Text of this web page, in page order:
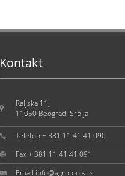
Kontakt
Raljska 11,
11050 Beograd, Srbija
Telefon + 381 11 41 41 090
Fax + 381 11 41 41 091
Email info@agrotools.rs